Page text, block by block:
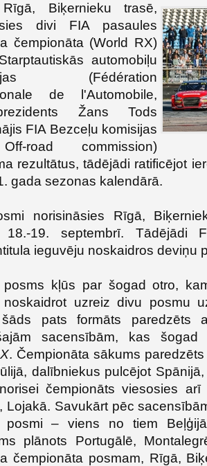
Biķernieku trasē,
divi FIA pasaules
čempionāta (World RX)
automobiļu
(Fédération
de l'Automobile,
Žans Tods
FIA Bezceļu komisijas
road commission)
rezultātus, tādējādi ratificējot
gada sezonas kalendārā.
norisināsies Rīgā,
18.-19. septembrī. Tādējādi
ieguvēju noskaidros deviņu
posms kļūs par šogad otro,
noskaidrot uzreiz divu posmu
pats formāts paredzēts
sacensībām, kas
. Čempionāta sākums
dalībniekus pulcējot
čempionāts viesosies
Lojakā. Savukārt pēc
– viens no tiem
plānots Portugālē,
čempionāta posmam, Rīgā,